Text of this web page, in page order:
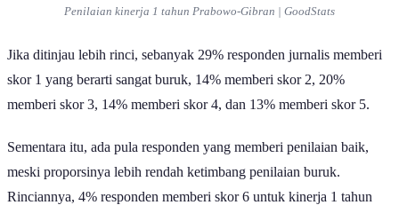
Penilaian kinerja 1 tahun Prabowo-Gibran | GoodStats
Jika ditinjau lebih rinci, sebanyak 29% responden jurnalis memberi
skor 1 yang berarti sangat buruk, 14% memberi skor 2, 20%
memberi skor 3, 14% memberi skor 4, dan 13% memberi skor 5.
Sementara itu, ada pula responden yang memberi penilaian baik,
meski proporsinya lebih rendah ketimbang penilaian buruk.
Rinciannya, 4% responden memberi skor 6 untuk kinerja 1 tahun